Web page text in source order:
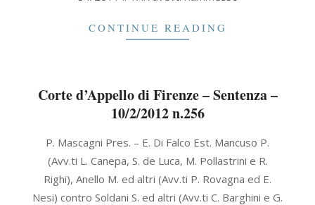
CONTINUE READING
Corte d’Appello di Firenze – Sentenza –
10/2/2012 n.256
02-P. Mascagni Pres. – E. Di Falco Est. Mancuso P.
(Avv.ti L. Canepa, S. de Luca, M. Pollastrini e R.
Righi), Anello M. ed altri (Avv.ti P. Rovagna ed E.
Nesi) contro Soldani S. ed altri (Avv.ti C. Barghini e G.